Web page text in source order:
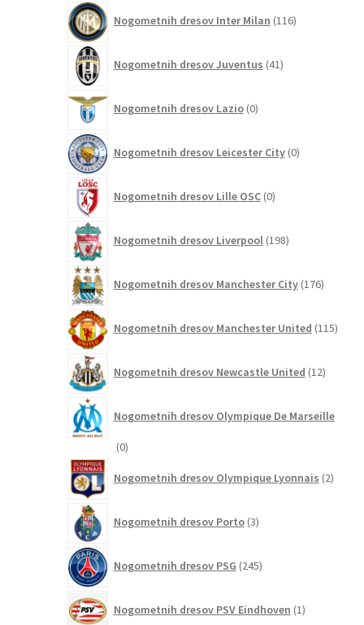
Nogometnih dresov Inter Milan 116izdelkov
Nogometnih dresov Juventus 41izdelkov
Nogometnih dresov Lazio 0izdelkov
Nogometnih dresov Leicester City 0izdelkov
Nogometnih dresov Lille OSC 0izdelkov
Nogometnih dresov Liverpool 198izdelkov
Nogometnih dresov Manchester City 176izdelkov
Nogometnih dresov Manchester United 115
Nogometnih dresov Newcastle United 12izdelkov
Nogometnih dresov Olympique De Marseille
00
Nogometnih dresov Olympique Lyonnais 2izdelka
Nogometnih dresov Porto 3izdelki
Nogometnih dresov PSG 245izdelkov
Nogometnih dresov PSV Eindhoven 1izdelek